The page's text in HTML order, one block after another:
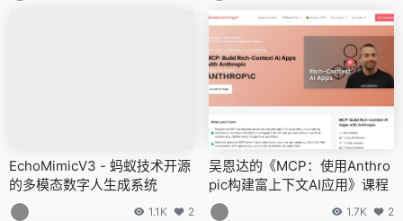
EchoMimicV3 - 蚂蚁技术开源
的多模态数字人生成系统
1.1K 2
吴恩达的《MCP：使用Anthro
pic构建富上下文AI应用》课程
1.7K 2